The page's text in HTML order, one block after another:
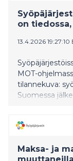
on
13.4.2026 19:27:10
MOT-
tilannekuva:
Suomessa
Maksa- ja